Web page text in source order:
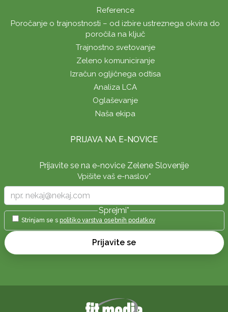
Reference
Poročanje o trajnostnosti – od izbire ustreznega okvira do
poročila na ključ
Trajnostno svetovanje
Zeleno komuniciranje
Izračun ogljičnega odtisa
Analiza LCA
Oglaševanje
Naša ekipa
PRIJAVA NA E-NOVICE
Prijavite se na e-novice Zelene Slovenije
Vpišite vaš e-naslov*
Sprejmi*
Strinjam se s politiko varstva osebnih podatkov
Prijavite se